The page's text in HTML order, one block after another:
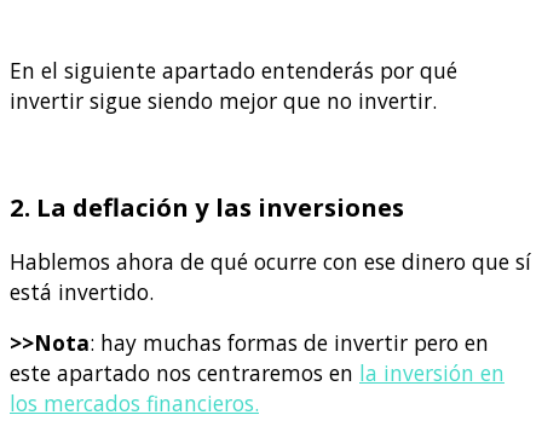
En el siguiente apartado entenderás por qué
invertir sigue siendo mejor que no invertir.
2. La deflación y las inversiones
Hablemos ahora de qué ocurre con ese dinero que sí
está invertido.
>>Nota: hay muchas formas de invertir pero en
este apartado nos centraremos en la inversión en
los mercados financieros.